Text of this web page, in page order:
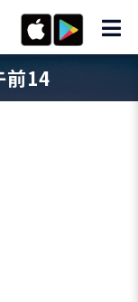
前14